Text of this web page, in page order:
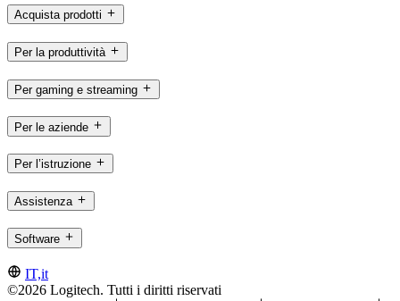
Acquista prodotti
Per la produttività
Per gaming e streaming
Per le aziende
Per l’istruzione
Assistenza
Software
IT,it
©2026 Logitech. Tutti i diritti riservati